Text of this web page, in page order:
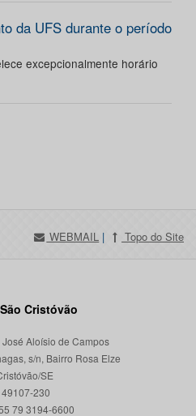
da UFS durante o período
excepcionalmente horário
WEBMAIL | Topo do Site
Cristóvão
Aloísio de Campos
s/n, Bairro Rosa Elze
SE
230